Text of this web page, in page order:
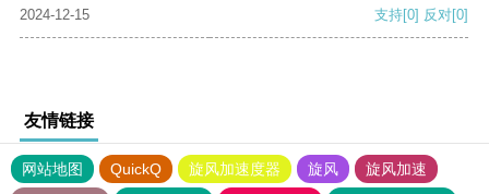
2024-12-15
支持[0] 反对[0]
友情链接
网站地图 QuickQ 旋风加速度器 旋风
旋风加速